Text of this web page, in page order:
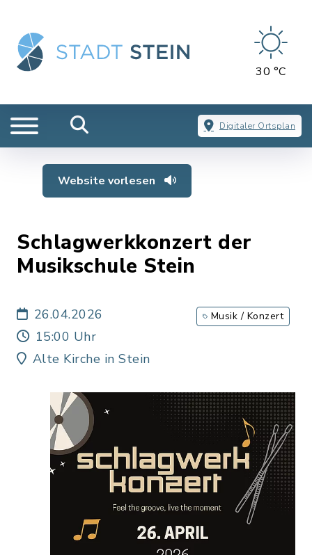
30 °C
Digitaler Ortsplan
Website vorlesen
Schlagwerkkonzert der
Musikschule Stein
26.04.2026
15:00 Uhr
Alte Kirche in Stein
Musik / Konzert